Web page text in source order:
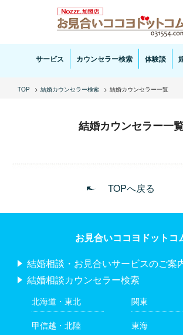
お見合い・結婚相談ならお見合いココヨドットコムへ。専任の結婚
します。
サービス カウンセラー検索 体験談
TOP 結婚カウンセラー検索 結婚カウンセラー一覧
結婚カウンセラー一
TOPへ戻る
お見合いココヨドットコ
結婚相談・お見合いサービスのご案
結婚相談カウンセラー検索
北海道・東北 関東
甲信越・北陸 東海